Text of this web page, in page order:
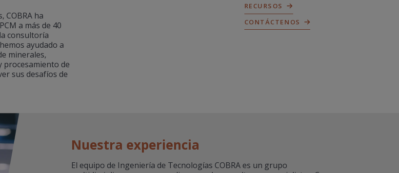
COBRA ha
a más de 40
consultoría
ayudado a
minerales,
procesamiento de
sus desafíos de
RECURSOS
CONTÁCTENOS
Nuestra experiencia
El equipo de Ingeniería de Tecnologías COBRA es un grupo